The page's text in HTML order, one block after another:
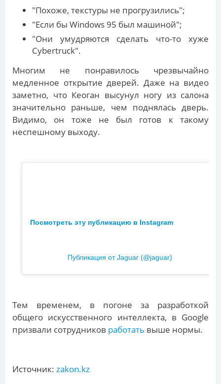
"Похоже, текстуры не прогрузились";
"Если бы Windows 95 был машиной";
"Они умудряются сделать что-то хуже
Cybertruck".
Многим не понравилось чрезвычайно
медленное открытие дверей. Даже на видео
заметно, что Кеоган высунул ногу из салона
значительно раньше, чем поднялась дверь.
Видимо, он тоже не был готов к такому
неспешному выходу.
Посмотреть эту публикацию в Instagram
Публикация от Jaguar (@jaguar)
Тем временем, в погоне за разработкой
общего искусственного интеллекта, в Google
призвали сотрудников работать выше нормы.
Источник: zakon.kz